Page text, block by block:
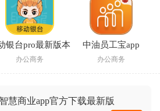
银台pro最新版本
办公商务
中油员工宝app
办公商务
慧商业app官方下载最新版